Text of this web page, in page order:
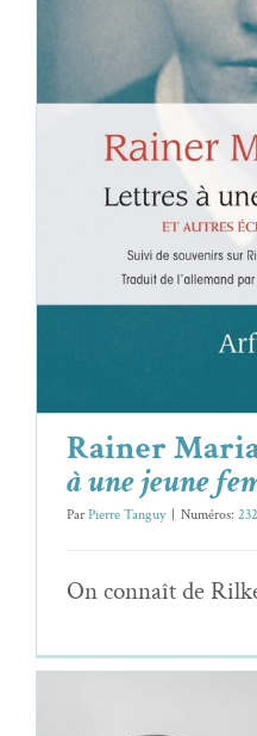
Rainer
Essais &
Rainer
à une jeune
ParPierre Tanguy Numéros: 232
On con­naît de